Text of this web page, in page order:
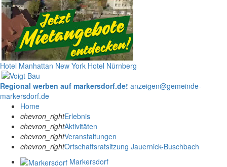
Hotel Manhattan New York Hotel Nürnberg
Regional werben auf markersdorf.de! anzeigen@gemeinde-
markersdorf.de
Home
chevron_rightErlebnis
chevron_rightAktivitäten
chevron_rightVeranstaltungen
chevron_rightOrtschaftsratsitzung Jauernick-Buschbach
Markersdorf